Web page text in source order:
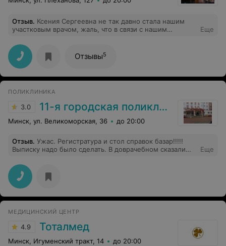
Отзыв. Ксения Сергеевна не так давно стала нашим
участковым врачом, жаль, что в связи с нашим
врач, вопросы не остаются без ответа, как это было с
другим участковым, всегда дельные рекомендации,
внимательна к ребенку, приятна в общении,
двухлетний ребенок всегда в хорошем настроении на
приеме.
Еще
Отзывы5
ПОЛИКЛИНИКА
3.0 11-я городская поликлиника
Минск, ул. Великоморская, 36 до 20:00
Отзыв. Ужас. Регистратура и стол справок базар!!!!!
Выписку надо было сделать. В доврачебном сказали
в регистратуру фельдшер заболел, теперь прием с 8-
12, а терапевт выписку не делает. Сама работу в гос
учреждении, но чтобы так относились к людям, да
меня бы с работы выгнали. Главный врач хоть
подсказала, что можно и на сайте заказать. Вывод я
обслуживаться там, чем такое.
Еще
МЕДИЦИНСКИЙ ЦЕНТР
4.9 Тоталмед
Минск, Игуменский тракт, 14 до 20:00